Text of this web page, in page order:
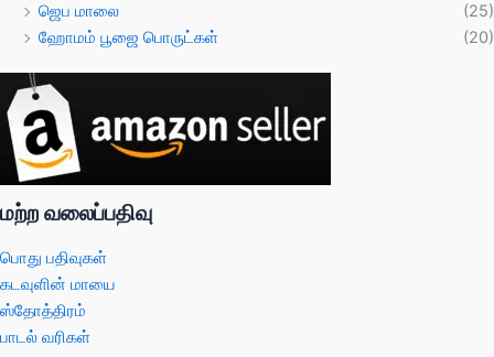
ஜெப மாலை
(25)
ஹோமம் பூஜை பொருட்கள்
(20)
மற்ற வலைப்பதிவு
பொது பதிவுகள்
கடவுளின் மாயை
ஸ்தோத்திரம்
பாடல் வரிகள்